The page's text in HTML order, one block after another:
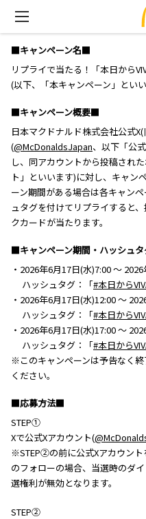
■キャンペーン名■
リプライで当たる！「本日から
(以下、「本キャンペーン」とい
■キャンペーン概要■
日本マクドナルド株式会社公式
(@McDonaldsJapan、以下「公
し、同アカウントから投稿され
ト」といいます)に対し、キャン
ーン期間がある場合は各キャン
ュタグを付けてリプライすると
クカードが当たります。
■キャンペーン期間・ハッシュ
・2026年6月17日(水)7:00 ～
ハッシュタグ：「#本日から
・2026年6月17日(水)12:00 ～
ハッシュタグ：「#本日から
・2026年6月17日(水)17:00 ～
ハッシュタグ：「#本日から
※このキャンペーンは予告なく
ください。
■応募方法■
STEP①
Xで公式Xアカウント(
※STEP②の前に公式Xアカウン
のフォローの場合、当選時のダ
選権利が無効となります。
STEP②